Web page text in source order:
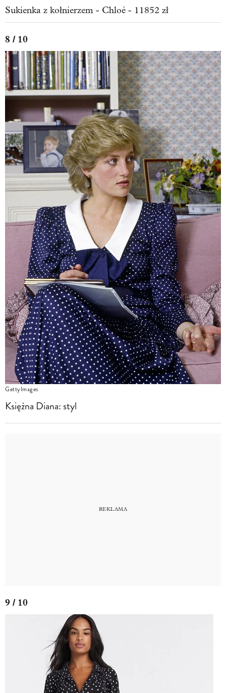
Sukienka z kołnierzem - Chloé - 11852 zł
8 / 10
GettyImages
Księżna Diana: styl
9 / 10